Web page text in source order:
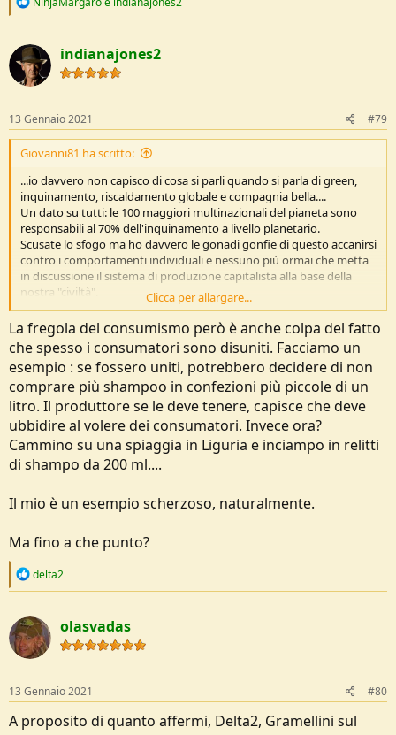
c
t
i
o
s
:
indianajones2
13 Gennaio 2021 #79
Giovanni81 ha scritto:
...io davvero non capisco di cosa si parli quando si parla di green,
inquinamento, riscaldamento globale e compagnia bella....
Un dato su tutti: le 100 maggiori multinazionali del pianeta sono
responsabili al 70% dell'inquinamento a livello planetario.
Scusate lo sfogo ma ho davvero le gonadi gonfie di questo accanirsi
contro i comportamenti individuali e nessuno più ormai che metta
in discussione il sistema di produzione capitalista alla base della
nostra "civiltà".
PS: onde evitare equivoci sottolineo che la soluzione non penso sia
sostituire il paradigma capitalista con quello socialista come
avvenuto in unione sovietica, a mio modo di vedere queste due
ideologie sono le due facce della stessa medaglia. La "fregola
produttivista" è il problema a mio avviso, ma le radici di questo
cancro si perdono nella notte dei tempi temo.....
Clicca per allargare...
La fregola del consumismo però è anche colpa del fatto
che spesso i consumatori sono disuniti. Facciamo un
esempio : se fossero uniti, potrebbero decidere di non
comprare più shampoo in confezioni più piccole di un
litro. Il produttore se le deve tenere, capisce che deve
ubbidire al volere dei consumatori. Invece ora?
Cammino su una spiaggia in Liguria e inciampo in relitti
di shampo da 200 ml....
Il mio è un esempio scherzoso, naturalmente.
Ma fino a che punto?
R
c
t
i
o
s
:
delta2
olasvadas
13 Gennaio 2021 #80
A proposito di quanto affermi, Delta2, Gramellini sul